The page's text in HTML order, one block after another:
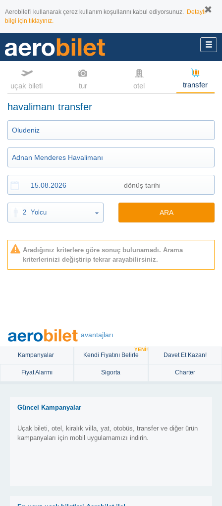
Aerobilet'i kullanarak çerez kullanım koşullarını kabul ediyorsunuz. Detaylı
bilgi için tıklayınız.
uçak bileti tur otel transfer
havalimanı transfer
2 Yolcu ARA
Aradığınız kriterlere göre sonuç bulunamadı. Arama
kriterlerinizi değiştirip tekrar arayabilirsiniz.
avantajları
Kampanyalar Kendi Fiyatını Belirle
YENİ!
Davet Et Kazan!
Fiyat Alarmı Sigorta Charter
Güncel Kampanyalar
Uçak bileti, otel, kiralık villa, yat, otobüs, transfer ve diğer ürün
kampanyaları için mobil uygulamamızı indirin.